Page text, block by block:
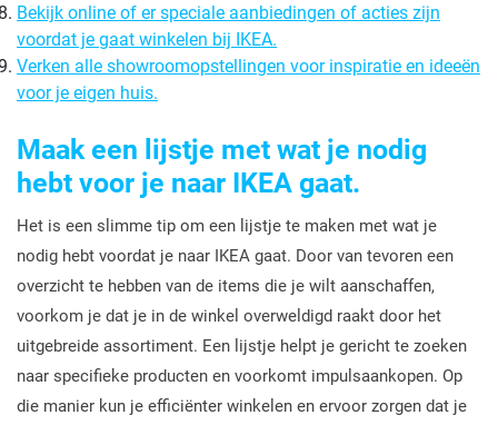
Bekijk online of er speciale aanbiedingen of acties zijn
voordat je gaat winkelen bij IKEA.
Verken alle showroomopstellingen voor inspiratie en ideeën
voor je eigen huis.
Maak een lijstje met wat je nodig
hebt voor je naar IKEA gaat.
Het is een slimme tip om een lijstje te maken met wat je
nodig hebt voordat je naar IKEA gaat. Door van tevoren een
overzicht te hebben van de items die je wilt aanschaffen,
voorkom je dat je in de winkel overweldigd raakt door het
uitgebreide assortiment. Een lijstje helpt je gericht te zoeken
naar specifieke producten en voorkomt impulsaankopen. Op
die manier kun je efficiënter winkelen en ervoor zorgen dat je